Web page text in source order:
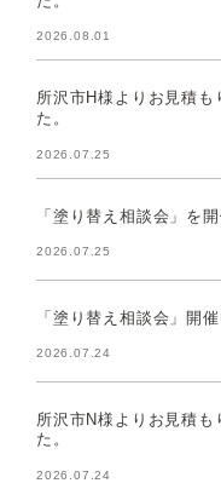
2026.08.01
所沢市H様よりお見積も
た。
2026.07.25
「塗り替え相談会」を
2026.07.25
「塗り替え相談会」開
2026.07.24
所沢市N様よりお見積も
た。
2026.07.24